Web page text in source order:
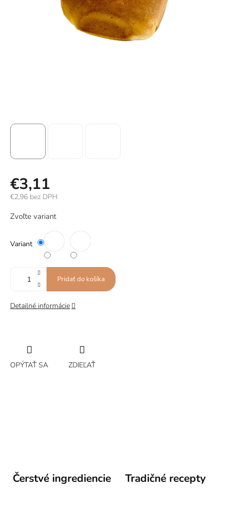
€3,11
€2,96 bez DPH
Jednotková
cena:
Zvoľte variant
Variant
Pridať do košíka
Detailné informácie
OPÝTAŤ SA ZDIEĽAŤ
Čerstvé ingrediencie Tradičné recepty